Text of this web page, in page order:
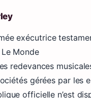
exécutrice
Le Monde
redevances
gérées par les
officielle n’est